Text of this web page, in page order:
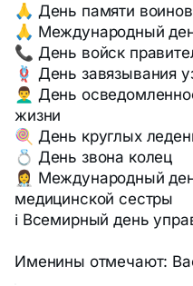
🙏 День памяти
🙏 Международный
📞 День войск
🪢 День завязывания
👨‍🦱 День
жизни
🍭 День круглых
💍 День звона колец
👩‍⚕️ Международный
медицинской сестры
ℹ️ Всемирный день
Именины отмечают: